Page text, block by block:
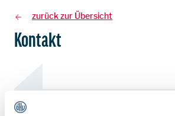
zurück zur Übersicht
Kontakt